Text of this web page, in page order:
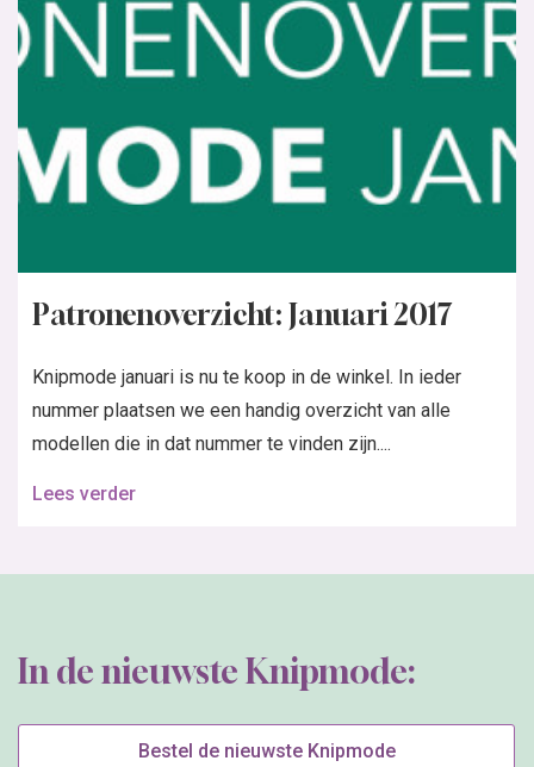
Patronenoverzicht: Januari 2017
Knipmode januari is nu te koop in de winkel. In ieder
nummer plaatsen we een handig overzicht van alle
modellen die in dat nummer te vinden zijn....
Lees verder
In de nieuwste Knipmode:
Bestel de nieuwste Knipmode